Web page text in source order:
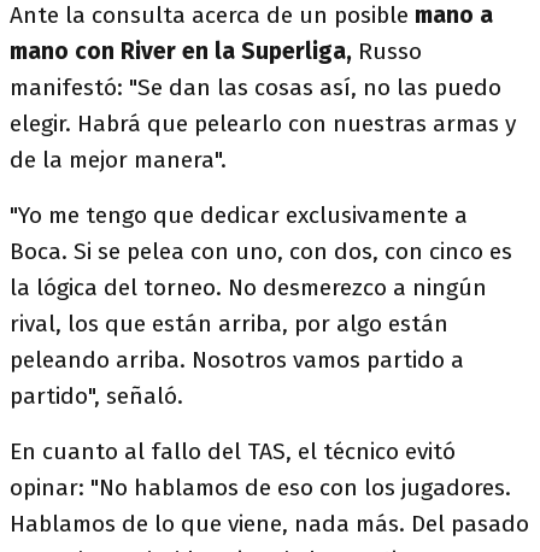
Ante la consulta acerca de un posible mano a
mano con River en la Superliga, Russo
manifestó: "Se dan las cosas así, no las puedo
elegir. Habrá que pelearlo con nuestras armas y
de la mejor manera".
"Yo me tengo que dedicar exclusivamente a
Boca. Si se pelea con uno, con dos, con cinco es
la lógica del torneo. No desmerezco a ningún
rival, los que están arriba, por algo están
peleando arriba. Nosotros vamos partido a
partido", señaló.
En cuanto al fallo del TAS, el técnico evitó
opinar: "No hablamos de eso con los jugadores.
Hablamos de lo que viene, nada más. Del pasado